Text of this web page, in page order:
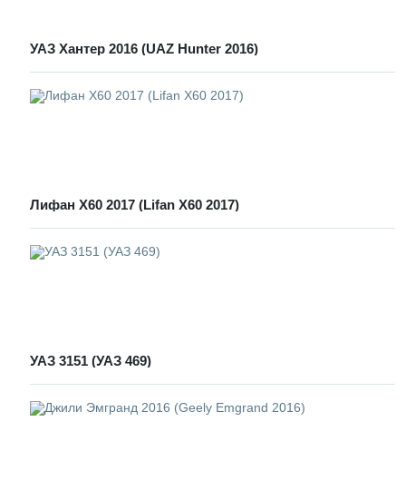
УАЗ Хантер 2016 (UAZ Hunter 2016)
Лифан Х60 2017 (Lifan X60 2017)
УАЗ 3151 (УАЗ 469)